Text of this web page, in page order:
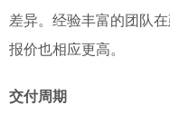
差异。经验丰富的团队
报价也相应更高。
交付周期